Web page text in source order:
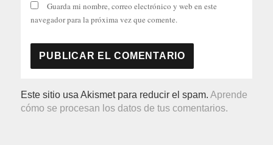
Guarda mi nombre, correo electrónico y web en este
navegador para la próxima vez que comente.
Este sitio usa Akismet para reducir el spam.Aprende
cómo se procesan los datos de tus comentarios.